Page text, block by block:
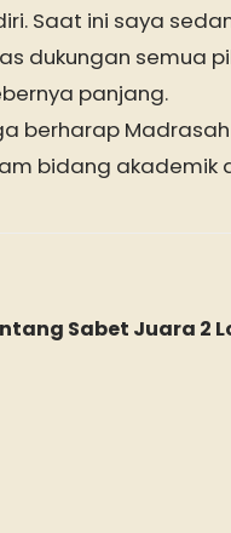
Saat ini saya
dukungan semua
panjang.
berharap
bidang akademik
Sabet Juara 2